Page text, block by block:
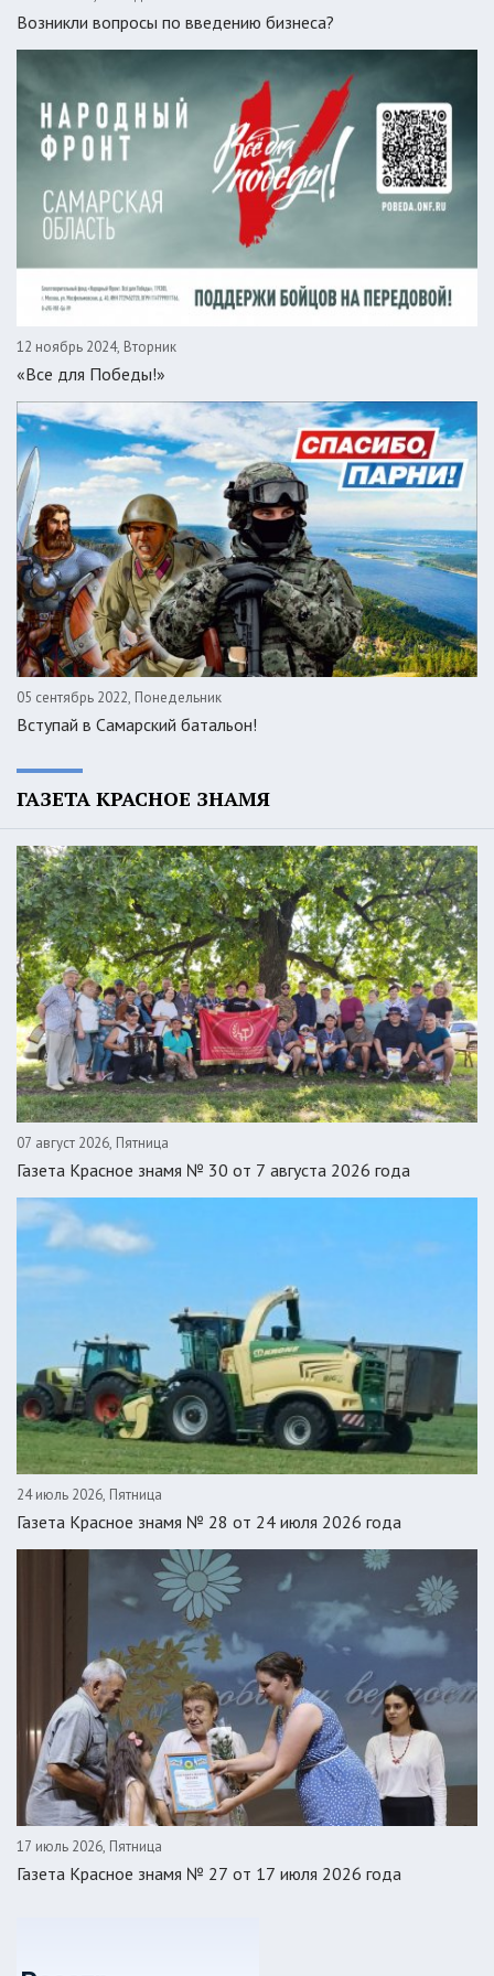
Возникли вопросы по введению бизнеса?
12 ноябрь 2024, Вторник
«Все для Победы!»
05 сентябрь 2022, Понедельник
Вступай в Самарский батальон!
ГАЗЕТА КРАСНОЕ ЗНАМЯ
07 август 2026, Пятница
Газета Красное знамя № 30 от 7 августа 2026 года
24 июль 2026, Пятница
Газета Красное знамя № 28 от 24 июля 2026 года
17 июль 2026, Пятница
Газета Красное знамя № 27 от 17 июля 2026 года